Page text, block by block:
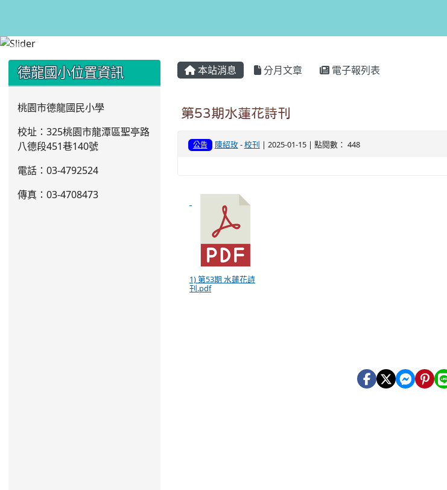
本站消息 分月文章 電子報列表
第53期水蓮花詩刊
公告 陳紹玫-校刊 | 2025-01-15 | 點閱數： 448
1) 第53期 水蓮花詩
刊.pdf
::: 德龍國小位置資訊
桃園市德龍國民小學
校址：325桃園市龍潭區聖亭路
八德段451巷140號
電話：03-4792524
傳真：03-4708473